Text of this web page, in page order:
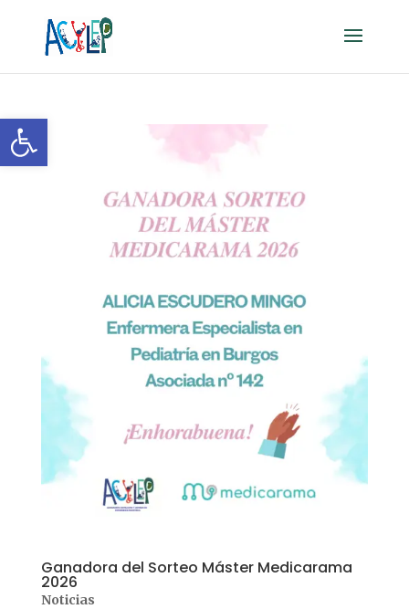
Abrir barra de herramientas
Ganadora del Sorteo Máster Medicarama
2026
Noticias